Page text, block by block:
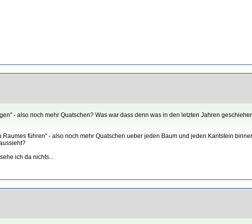
- also noch mehr Quatschen? Was war dass denn was in den letzten Jahren
führen" - also noch mehr Quatschen ueber jeden Baum und jeden Kantstein
ich da nichts...